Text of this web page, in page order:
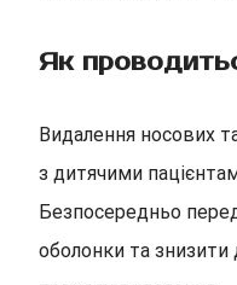
Як
Видалення носових
з дитячими
Безпосередньо
оболонки та